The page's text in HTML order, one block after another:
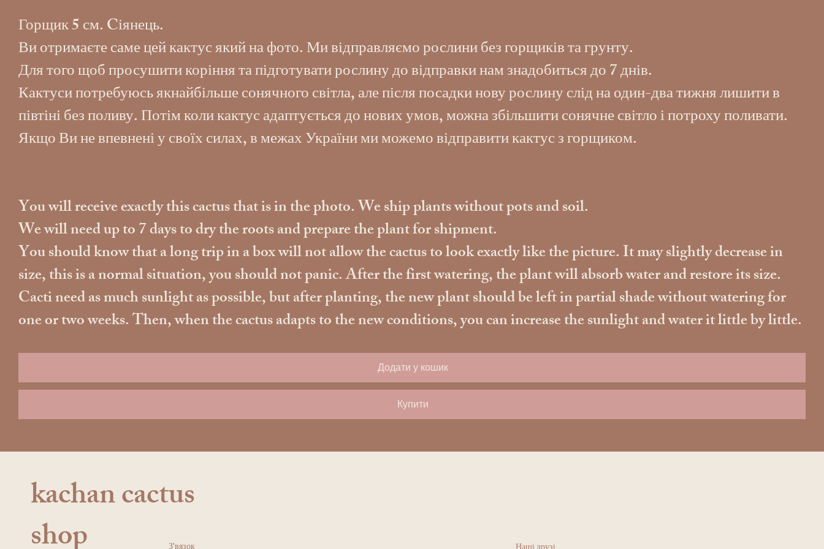
Горщик 5 см. Cіянець.
Ви отримаєте саме цей кактус який на фото. Ми відправляємо рослини без горщиків та грунту.
Для того щоб просушити коріння та підготувати рослину до відправки нам знадобиться до 7 днів.
Кактуси потребуюсь якнайбільше сонячного світла, але після посадки нову рослину слід на один-два тижня лишити в
півтіні без поливу. Потім коли кактус адаптується до нових умов, можна збільшити сонячне світло і потроху поливати.
Якщо Ви не впевнені у своїх силах, в межах України ми можемо відправити кактус з горщиком.
You will receive exactly this cactus that is in the photo. We ship plants without pots and soil.
We will need up to 7 days to dry the roots and prepare the plant for shipment.
You should know that a long trip in a box will not allow the cactus to look exactly like the picture. It may slightly decrease in
size, this is a normal situation, you should not panic. After the first watering, the plant will absorb water and restore its size.
Cacti need as much sunlight as possible, but after planting, the new plant should be left in partial shade without watering for
one or two weeks. Then, when the cactus adapts to the new conditions, you can increase the sunlight and water it little by little.
Додати у кошик
Купити
kachan cactus